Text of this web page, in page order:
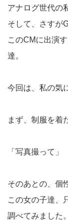
アナログ世代の
そして、さすが
このCMに出演
達。
今回は、私の気
まず、制服を着
「写真撮って」
そのあとの、個
この女の子達、
調べてみました。